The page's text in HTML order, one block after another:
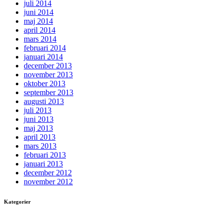
juli 2014
juni 2014
maj 2014
april 2014
mars 2014
februari 2014
januari 2014
december 2013
november 2013
oktober 2013
september 2013
augusti 2013
juli 2013
juni 2013
maj 2013
april 2013
mars 2013
februari 2013
januari 2013
december 2012
november 2012
Kategorier